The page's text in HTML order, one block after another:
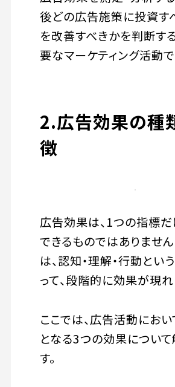
後どの広告施策に投資す
を改善すべきかを判断す
要なマーケティング活動で
2.広告効果の種
徴
広告効果は、1つの指標
できるものではありませ
は、認知・理解・行動とい
って、段階的に効果が現れ
ここでは、広告活動にお
となる3つの効果につい
す。